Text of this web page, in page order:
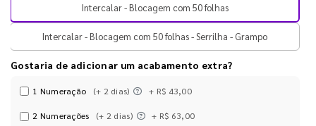
Intercalar - Blocagem com 50 folhas
Intercalar - Blocagem com 50 folhas - Serrilha - Grampo
Gostaria de adicionar um acabamento extra?
1 Numeração (+ 2 dias) + R$ 43,00
2 Numerações (+ 2 dias) + R$ 63,00